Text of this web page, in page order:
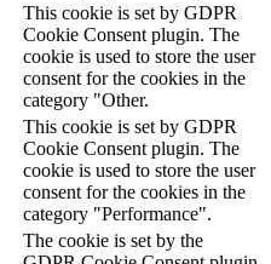
This cookie is set by GDPR
Cookie Consent plugin. The
cookie is used to store the user
consent for the cookies in the
category "Other.
This cookie is set by GDPR
Cookie Consent plugin. The
cookie is used to store the user
consent for the cookies in the
category "Performance".
The cookie is set by the